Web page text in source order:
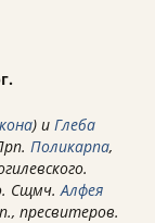
) и Глеба
Поликарпа,
Сщмч. Алфея
пресвитеров.